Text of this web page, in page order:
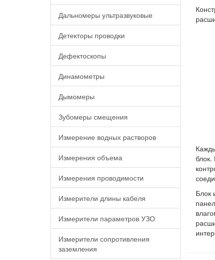
Дальномеры ультразвуковые
Детекторы проводки
Дефектоскопы
Динамометры
Дымомеры
Зубомеры смещения
Измерение водных растворов
Измерения объема
Измерения проводимости
Измерители длины кабеля
Измерители параметров УЗО
Измерители сопротивления
заземления
блок.
Блок